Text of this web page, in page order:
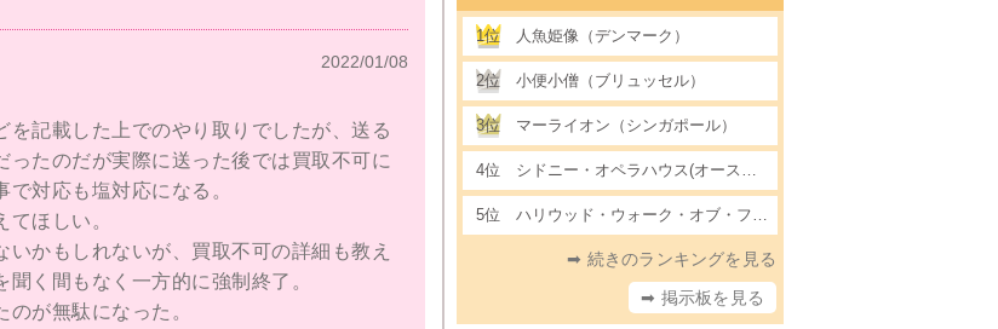
2022/01/08
を記載した上でのやり取りでしたが、送る
ったのだが実際に送った後では買取不可に
対応も塩対応になる。
ほしい。
いかもしれないが、買取不可の詳細も教え
く間もなく一方的に強制終了。
が無駄になった。
1位 人魚姫像（デンマーク）
2位 小便小僧（ブリュッセル）
3位 マーライオン（シンガポール）
4位 シドニー・オペラハウス(オーストラリア)
5位 ハリウッド・ウォーク・オブ・フェーム
➡ 続きのランキングを見る
➡ 掲示板を見る